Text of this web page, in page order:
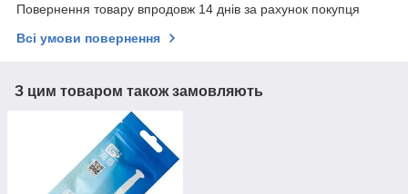
Повернення товару впродовж 14 днів за рахунок покупця
Всі умови повернення
З цим товаром також замовляють